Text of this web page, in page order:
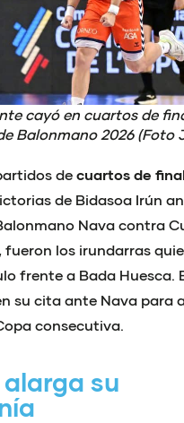
cayó en cuartos de
Balonmano 2026 (Foto
de cuartos de
de Bidasoa Irún
Nava contra
, fueron los irundarras
frente a Bada Huesca.
su cita ante Nava para
consecutiva.
su